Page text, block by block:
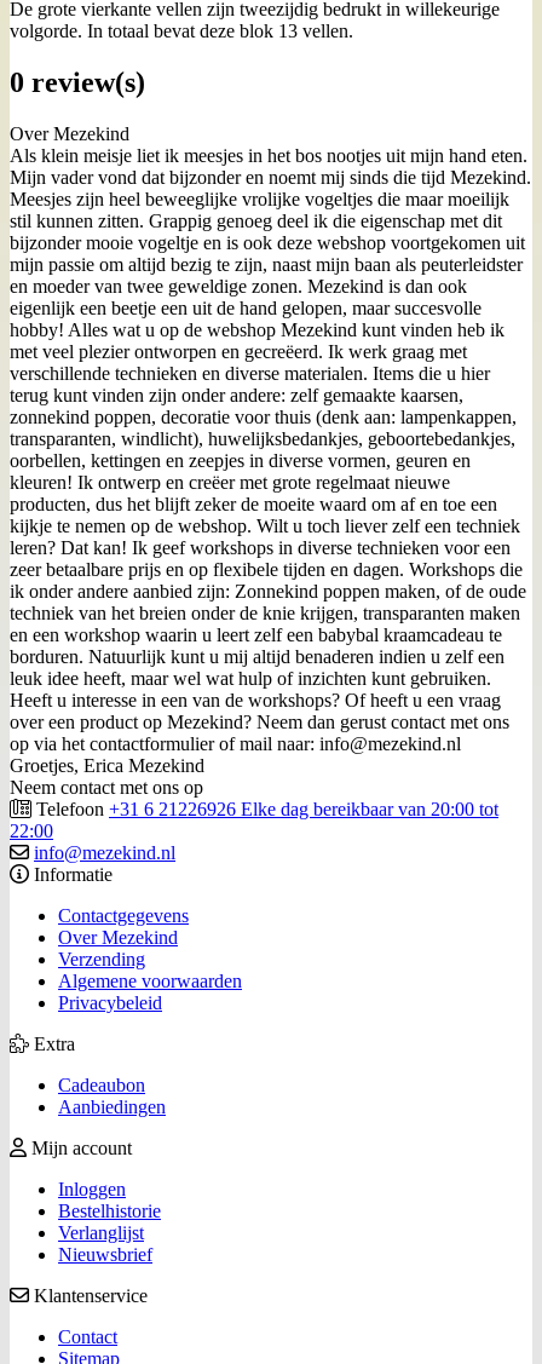
De grote vierkante vellen zijn tweezijdig bedrukt in willekeurige
volgorde. In totaal bevat deze blok 13 vellen.
0 review(s)
Over Mezekind
Als klein meisje liet ik meesjes in het bos nootjes uit mijn hand eten.
Mijn vader vond dat bijzonder en noemt mij sinds die tijd Mezekind.
Meesjes zijn heel beweeglijke vrolijke vogeltjes die maar moeilijk
stil kunnen zitten. Grappig genoeg deel ik die eigenschap met dit
bijzonder mooie vogeltje en is ook deze webshop voortgekomen uit
mijn passie om altijd bezig te zijn, naast mijn baan als peuterleidster
en moeder van twee geweldige zonen. Mezekind is dan ook
eigenlijk een beetje een uit de hand gelopen, maar succesvolle
hobby! Alles wat u op de webshop Mezekind kunt vinden heb ik
met veel plezier ontworpen en gecreëerd. Ik werk graag met
verschillende technieken en diverse materialen. Items die u hier
terug kunt vinden zijn onder andere: zelf gemaakte kaarsen,
zonnekind poppen, decoratie voor thuis (denk aan: lampenkappen,
transparanten, windlicht), huwelijksbedankjes, geboortebedankjes,
oorbellen, kettingen en zeepjes in diverse vormen, geuren en
kleuren! Ik ontwerp en creëer met grote regelmaat nieuwe
producten, dus het blijft zeker de moeite waard om af en toe een
kijkje te nemen op de webshop. Wilt u toch liever zelf een techniek
leren? Dat kan! Ik geef workshops in diverse technieken voor een
zeer betaalbare prijs en op flexibele tijden en dagen. Workshops die
ik onder andere aanbied zijn: Zonnekind poppen maken, of de oude
techniek van het breien onder de knie krijgen, transparanten maken
en een workshop waarin u leert zelf een babybal kraamcadeau te
borduren. Natuurlijk kunt u mij altijd benaderen indien u zelf een
leuk idee heeft, maar wel wat hulp of inzichten kunt gebruiken.
Heeft u interesse in een van de workshops? Of heeft u een vraag
over een product op Mezekind? Neem dan gerust contact met ons
op via het contactformulier of mail naar: info@mezekind.nl
Groetjes, Erica Mezekind
Neem contact met ons op
Telefoon +31 6 21226926 Elke dag bereikbaar van 20:00 tot
22:00
info@mezekind.nl
Informatie
Contactgegevens
Over Mezekind
Verzending
Algemene voorwaarden
Privacybeleid
Extra
Cadeaubon
Aanbiedingen
Mijn account
Inloggen
Bestelhistorie
Verlanglijst
Nieuwsbrief
Klantenservice
Contact
Sitemap